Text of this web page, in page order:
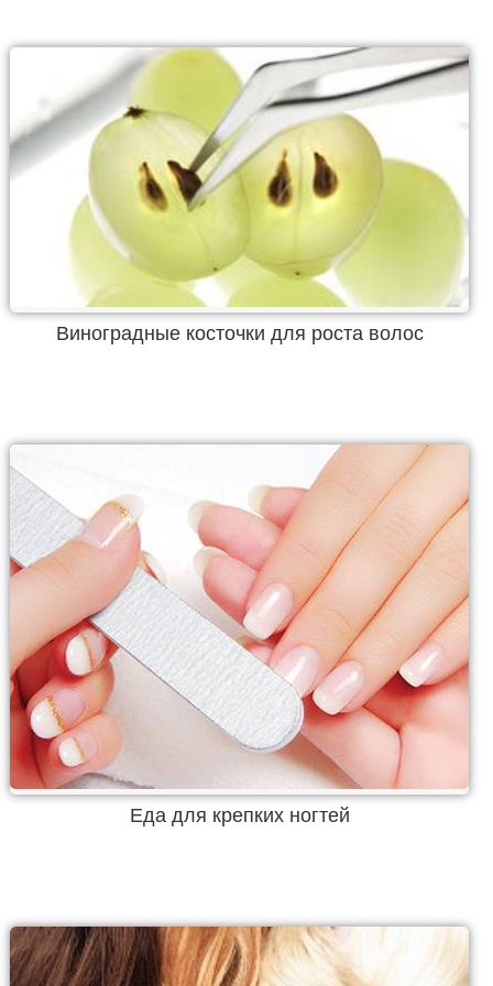
Виноградные косточки для роста волос
Еда для крепких ногтей